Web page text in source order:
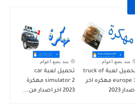
منذ بضع اعوام
تحميل لعبة truck of
europe 3 مهكره اخر
2023
منذ بضع اعوام
تحميل لعبة car
simulator 2 مهكرة
2023 اخر اصدار من...